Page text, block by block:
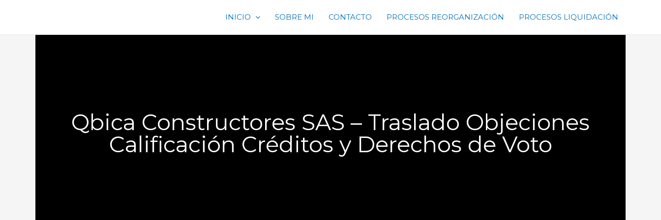
INICIO SOBRE MI CONTACTO PROCESOS REORGANIZACIÓN PROCESOS LIQUIDACIÓN
Qbica Constructores SAS – Traslado Objeciones
Calificación Créditos y Derechos de Voto